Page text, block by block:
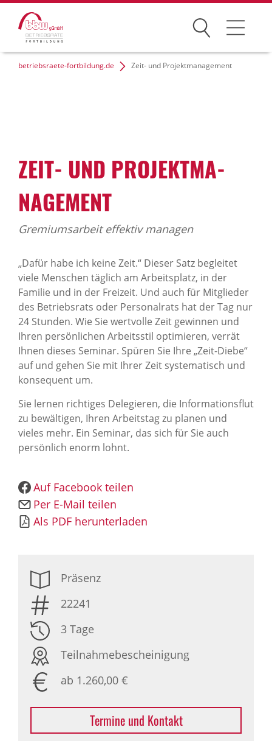
Suchen
Seminare
Seminarhotels
Service
Betriebsrat-Wissen
News Archiv
betriebsraete-fortbildung.de Zeit- und Projektmanagement
ZEIT- UND PROJEKT­MA­
NAGE­MENT
Gremiumsarbeit effektiv managen
„Dafür habe ich keine Zeit.“ Dieser Satz begleitet
viele Menschen täglich am Arbeitsplatz, in der
Familie und in der Freizeit. Und auch für Mitglieder
des Betriebsrats oder Personalrats hat der Tag nur
24 Stunden. Wie Sie wertvolle Zeit gewinnen und
Ihren persönlichen Arbeitsstil optimieren, verrät
Ihnen dieses Seminar. Spüren Sie Ihre „Zeit-Diebe“
auf und gehen Sie mit Ihrer Zeit systematisch und
konsequent um.
Sie lernen richtiges Delegieren, die Informationsflut
zu bewältigen, Ihren Arbeitstag zu planen und
vieles mehr. Ein Seminar, das sich für Sie auch
persönlich enorm lohnt.
Auf Facebook teilen
Per E-Mail teilen
Als PDF herunterladen
Präsenz
22241
3 Tage
Teilnahmebescheinigung
ab 1.260,00 €
Termine und Kontakt